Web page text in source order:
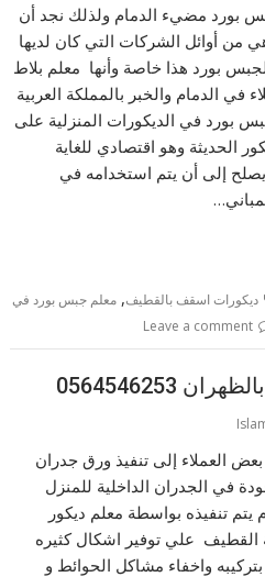
بورد مضيء الدمام ولذلك نجد أن
أوائل الشركات التي كان لديها
بورد هذا خاصة وأنها معلم بلاط
في الدمام والخبر بالمملكة العربية
بورد في الديكورات المنزلية على
الحديثة وهو اقتصادي للغاية
إلى أن يتم استخدامه في
ديكورات اسقف بالقطيف,معلم جبس بورد في
Leave a comment
العملاء إلى تنفيذ ورق جدران
في الجدران الداخلية للمنزل
تنفيذه بواسطة معلم ديكور
القطيف علي توفير اشكال كثيره
واخفاء مشاكل الحوائط و